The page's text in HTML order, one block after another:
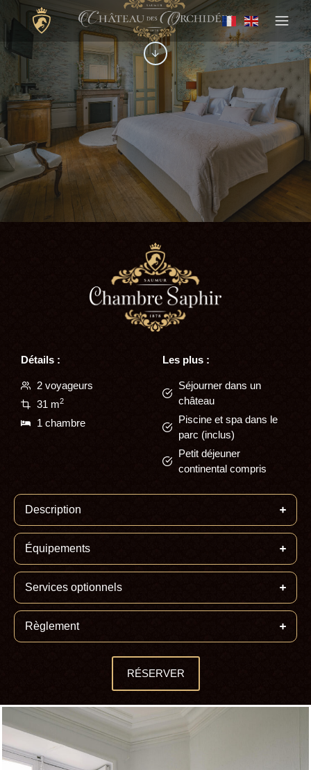
Détails :
2 voyageurs
31 m2
1 chambre
Les plus :
Séjourner dans un
château
Piscine et spa dans le
parc (inclus)
Petit déjeuner
continental compris
Description
Équipements
Services optionnels
Règlement
RÉSERVER